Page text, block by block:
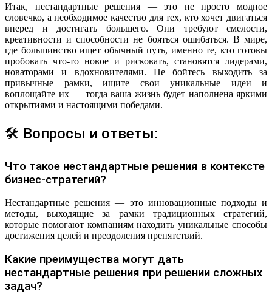
Итак, нестандартные решения — это не просто модное
словечко, а необходимое качество для тех, кто хочет двигаться
вперед и достигать большего. Они требуют смелости,
креативности и способности не бояться ошибаться. В мире,
где большинство ищет обычный путь, именно те, кто готовы
пробовать что-то новое и рисковать, становятся лидерами,
новаторами и вдохновителями. Не бойтесь выходить за
привычные рамки, ищите свои уникальные идеи и
воплощайте их — тогда ваша жизнь будет наполнена яркими
открытиями и настоящими победами.
🛠 Вопросы и ответы:
Что такое нестандартные решения в контексте
бизнес-стратегий?
Нестандартные решения — это инновационные подходы и
методы, выходящие за рамки традиционных стратегий,
которые помогают компаниям находить уникальные способы
достижения целей и преодоления препятствий.
Какие преимущества могут дать
нестандартные решения при решении сложных
задач?